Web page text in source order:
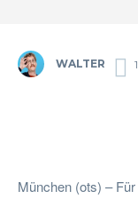
WALTER
München (ots) –